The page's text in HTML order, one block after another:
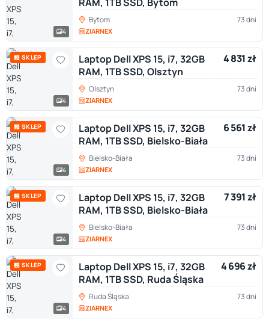
4
Bytom 73 dni
ZIARNEX
🏪 SKLEP
4
Laptop Dell XPS 15, i7, 32GB
RAM, 1TB SSD, Olsztyn
4 831 zł
Olsztyn 73 dni
ZIARNEX
🏪 SKLEP
4
Laptop Dell XPS 15, i7, 32GB
RAM, 1TB SSD, Bielsko-Biała
6 561 zł
Bielsko-Biała 73 dni
ZIARNEX
🏪 SKLEP
4
Laptop Dell XPS 15, i7, 32GB
RAM, 1TB SSD, Bielsko-Biała
7 391 zł
Bielsko-Biała 73 dni
ZIARNEX
🏪 SKLEP
4
Laptop Dell XPS 15, i7, 32GB
RAM, 1TB SSD, Ruda Śląska
4 696 zł
Ruda Śląska 73 dni
ZIARNEX